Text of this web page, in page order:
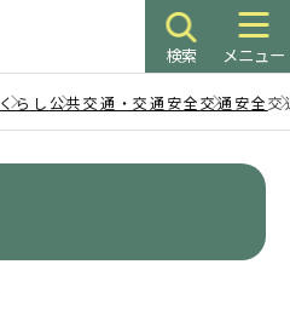
検索 メニュー
くらし公共交通・交通安全交通安全交